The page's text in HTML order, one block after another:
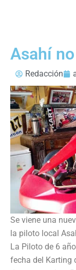
Asahí
Redacción
Se viene una
la piloto local
La Piloto de 6
fecha del Karting